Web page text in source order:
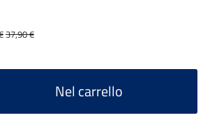
37,90 €
Nel carrello